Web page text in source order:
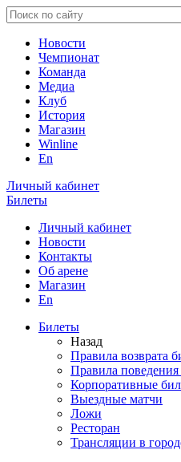
Новости
Чемпионат
Команда
Медиа
Клуб
История
Магазин
Winline
En
Личный кабинет
Билеты
Личный кабинет
Новости
Контакты
Об арене
Магазин
En
Билеты
Назад
Правила возврата
Правила поведения
Корпоративные
Выездные матчи
Ложи
Ресторан
Трансляции в